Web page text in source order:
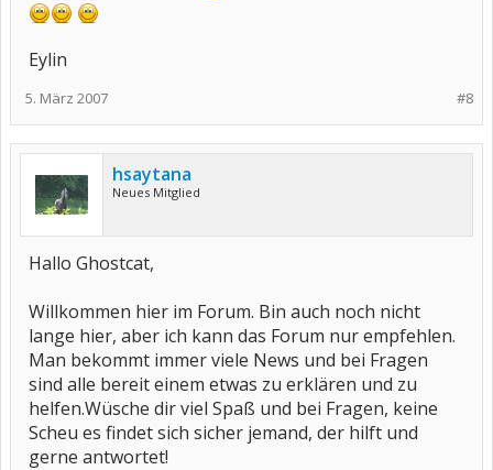
Eylin
#8
5. März 2007
hsaytana
Neues Mitglied
Hallo Ghostcat,
Willkommen hier im Forum. Bin auch noch nicht
lange hier, aber ich kann das Forum nur empfehlen.
Man bekommt immer viele News und bei Fragen
sind alle bereit einem etwas zu erklären und zu
helfen.Wüsche dir viel Spaß und bei Fragen, keine
Scheu es findet sich sicher jemand, der hilft und
gerne antwortet!